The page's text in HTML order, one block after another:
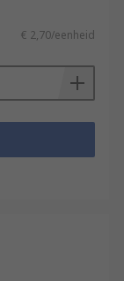
€ 2,70/eenheid